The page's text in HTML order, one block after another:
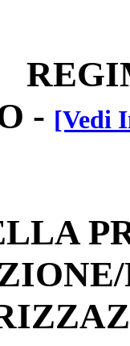
- [Vedi